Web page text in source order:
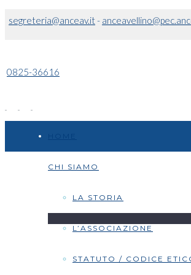
segreteria@anceav.it-
0825-36616
CHI SIAMO
LA STORIA
L’ASSOCIAZIONE
STATUTO / CODICE